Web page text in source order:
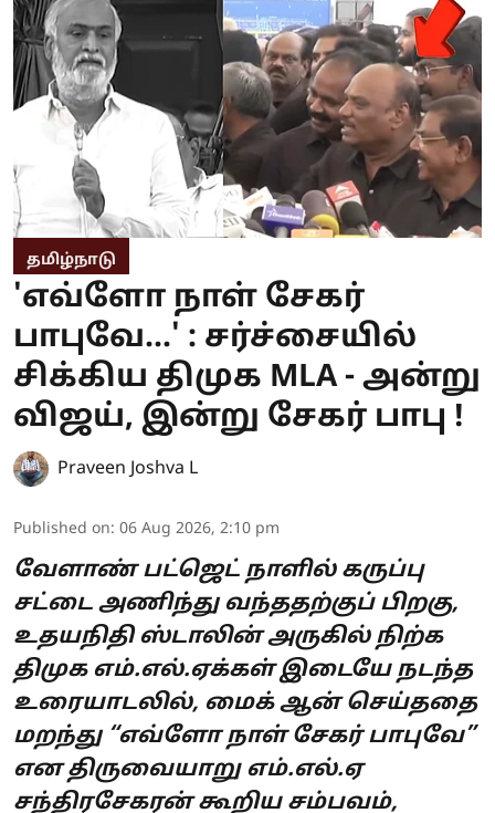
தமிழ்நாடு
'எவ்ளோ நாள் சேகர்
பாபுவே...' : சர்ச்சையில்
சிக்கிய திமுக MLA - அன்று
விஜய், இன்று சேகர் பாபு !
Praveen Joshva L
Published on: 06 Aug 2026, 2:10 pm
வேளாண் பட்ஜெட் நாளில் கருப்பு
சட்டை அணிந்து வந்ததற்குப் பிறகு,
உதயநிதி ஸ்டாலின் அருகில் நிற்க
திமுக எம்.எல்.ஏக்கள் இடையே நடந்த
உரையாடலில், மைக் ஆன் செய்ததை
மறந்து “எவ்ளோ நாள் சேகர் பாபுவே”
என திருவையாறு எம்.எல்.ஏ
சந்திரசேகரன் கூறிய சம்பவம்,